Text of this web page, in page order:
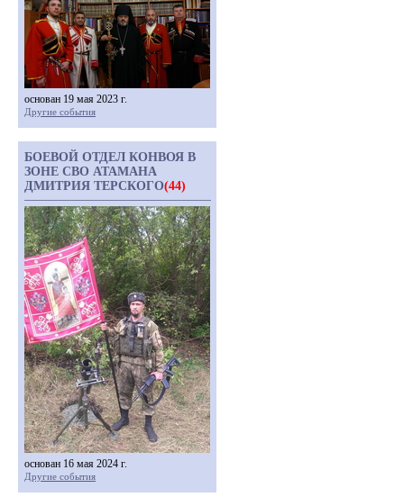
основан 19 мая 2023 г.
Другие события
БОЕВОЙ ОТДЕЛ КОНВОЯ В
ЗОНЕ СВО АТАМАНА
ДМИТРИЯ ТЕРСКОГО(44)
основан 16 мая 2024 г.
Другие события